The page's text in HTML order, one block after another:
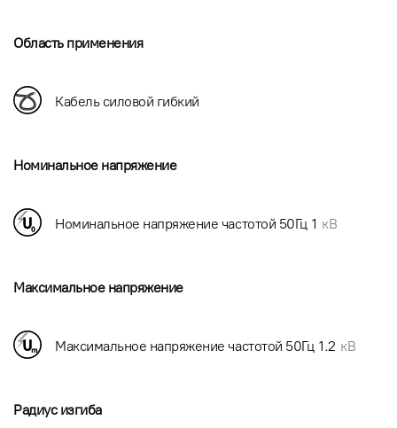
Область применения
Кабель силовой гибкий
Номинальное напряжение
Номинальное напряжение частотой 50Гц 1 кВ
Максимальное напряжение
Максимальное напряжение частотой 50Гц 1.2 кВ
Радиус изгиба